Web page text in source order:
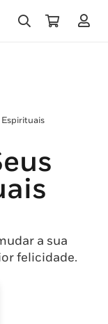
Espirituais
a sua
felicidade.